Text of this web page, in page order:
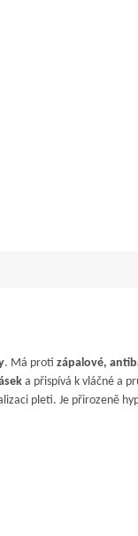
. Má proti zápalové,
a přispívá k vláčné a
pleti. Je přirozeně